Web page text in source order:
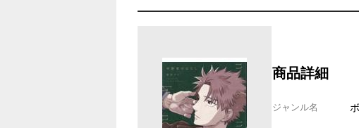
商品詳細
ジャンル名